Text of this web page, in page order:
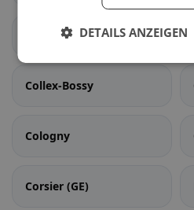
Chêne-Bourg
Collex-Bossy
Cologny
Corsier (GE)
DETAILS ANZEIGEN